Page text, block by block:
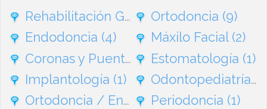
Rehabilitación General (95)
Ortodoncia (9)
Endodoncia (4) Máxilo Facial (2)
Coronas y Puentes
(1)Estomatología (1)
Implantología (1) Odontopediatría (1)
Ortodoncia / Endodoncia
(1)
Periodoncia (1)